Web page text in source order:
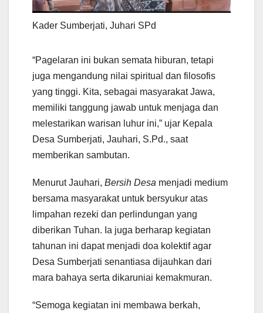
Kader Sumberjati, Juhari SPd
“Pagelaran ini bukan semata hiburan, tetapi
juga mengandung nilai spiritual dan filosofis
yang tinggi. Kita, sebagai masyarakat Jawa,
memiliki tanggung jawab untuk menjaga dan
melestarikan warisan luhur ini,” ujar Kepala
Desa Sumberjati, Jauhari, S.Pd., saat
memberikan sambutan.
Menurut Jauhari, Bersih Desa menjadi medium
bersama masyarakat untuk bersyukur atas
limpahan rezeki dan perlindungan yang
diberikan Tuhan. Ia juga berharap kegiatan
tahunan ini dapat menjadi doa kolektif agar
Desa Sumberjati senantiasa dijauhkan dari
mara bahaya serta dikaruniai kemakmuran.
“Semoga kegiatan ini membawa berkah,